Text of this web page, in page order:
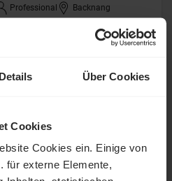
Details Über Cookies
Cookies
Cookies ein. Einige von
für externe Elemente,
Professional
Backnang
(m/w/d)
SAFe